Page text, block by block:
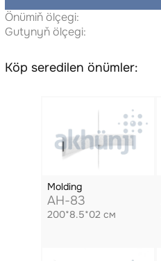
Önümiň ölçegi:
Gutynyň ölçegi:
Köp seredilen önümler:
Molding
AH-83
200*8.5*02 см